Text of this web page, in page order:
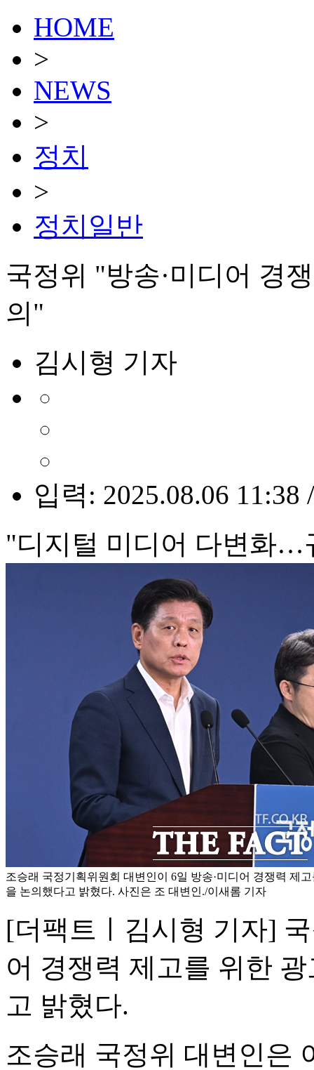
HOME
>
NEWS
>
정치
>
정치일반
국정위 "방송·미디어 경
의"
김시형 기자
입력: 2025.08.06 11:38
"디지털 미디어 다변화…
조승래 국정기획위원회 대변인이 6일 방송·미디어 경쟁력 제
을 논의했다고 밝혔다. 사진은 조 대변인./이새롬 기자
[더팩트ㅣ김시형 기자]
어 경쟁력 제고를 위한
고 밝혔다.
조승래 국정위 대변인은